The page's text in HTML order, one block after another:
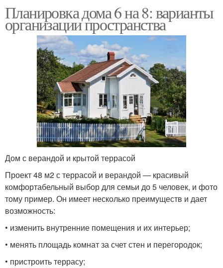
Планировка дома 6 на 8: варианты
организации пространства
Дом с верандой и крытой террасой
Проект 48 м2 с террасой и верандой — красивый
комфортабельный выбор для семьи до 5 человек, и фото
тому пример. Он имеет несколько преимуществ и дает
возможность:
• изменить внутренние помещения и их интерьер;
• менять площадь комнат за счет стен и перегородок;
• пристроить террасу;